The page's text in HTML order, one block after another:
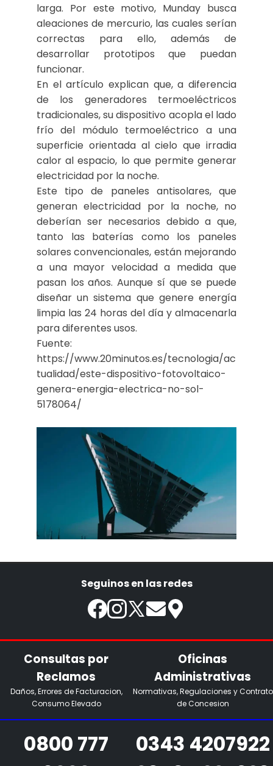
larga. Por este motivo, Munday busca
aleaciones de mercurio, las cuales serían
correctas para ello, además de
desarrollar prototipos que puedan
funcionar.
En el artículo explican que, a diferencia
de los generadores termoeléctricos
tradicionales, su dispositivo acopla el lado
frío del módulo termoeléctrico a una
superficie orientada al cielo que irradia
calor al espacio, lo que permite generar
electricidad por la noche.
Este tipo de paneles antisolares, que
generan electricidad por la noche, no
deberían ser necesarios debido a que,
tanto las baterías como los paneles
solares convencionales, están mejorando
a una mayor velocidad a medida que
pasan los años. Aunque sí que se puede
diseñar un sistema que genere energía
limpia las 24 horas del día y almacenarla
para diferentes usos.
Fuente:
https://www.20minutos.es/tecnologia/ac
tualidad/este-dispositivo-fotovoltaico-
genera-energia-electrica-no-sol-
5178064/
Seguinos en las redes
Consultas por
Reclamos
Daños, Errores de Facturacion,
Consumo Elevado
0800 777
Oficinas
Administrativas
Normativas, Regulaciones y Contrato
de Concesion
0343 4207922